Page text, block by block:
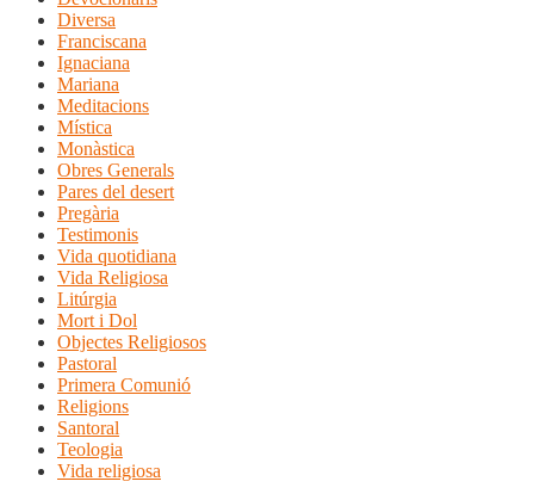
Diversa
Franciscana
Ignaciana
Mariana
Meditacions
Mística
Monàstica
Obres Generals
Pares del desert
Pregària
Testimonis
Vida quotidiana
Vida Religiosa
Litúrgia
Mort i Dol
Objectes Religiosos
Pastoral
Primera Comunió
Religions
Santoral
Teologia
Vida religiosa